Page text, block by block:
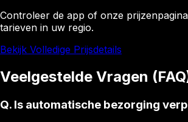
Controleer de app of onze
tarieven in uw regio.
Bekijk Volledige Prijsdetails
Veelgestelde Vragen
Q. Is automatische bezorging